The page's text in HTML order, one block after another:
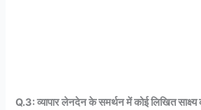
Q.3: व्यापार लेनदेन के समर्थन में कोई लिखित साक्ष्य